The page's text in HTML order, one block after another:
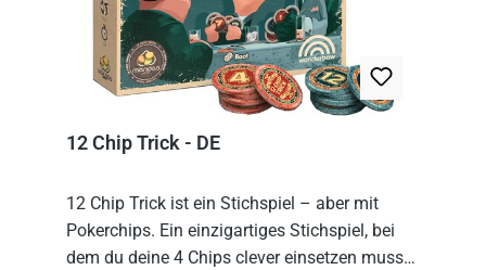
12 Chip Trick - DE
12 Chip Trick ist ein Stichspiel – aber mit
Pokerchips. Ein einzigartiges Stichspiel, bei
dem du deine 4 Chips clever einsetzen musst.